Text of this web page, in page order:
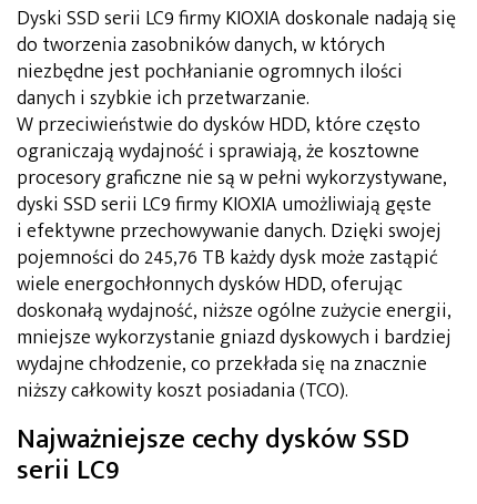
Dyski SSD serii LC9 firmy KIOXIA doskonale nadają się
do tworzenia zasobników danych, w których
niezbędne jest pochłanianie ogromnych ilości
danych i szybkie ich przetwarzanie.
W przeciwieństwie do dysków HDD, które często
ograniczają wydajność i sprawiają, że kosztowne
procesory graficzne nie są w pełni wykorzystywane,
dyski SSD serii LC9 firmy KIOXIA umożliwiają gęste
i efektywne przechowywanie danych. Dzięki swojej
pojemności do 245,76 TB każdy dysk może zastąpić
wiele energochłonnych dysków HDD, oferując
doskonałą wydajność, niższe ogólne zużycie energii,
mniejsze wykorzystanie gniazd dyskowych i bardziej
wydajne chłodzenie, co przekłada się na znacznie
niższy całkowity koszt posiadania (TCO).
Najważniejsze cechy dysków SSD
serii LC9